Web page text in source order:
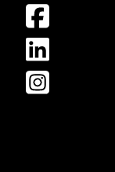
Image
Image
Image